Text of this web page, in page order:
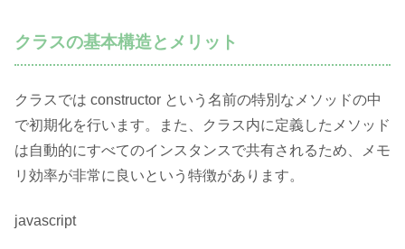
クラスの基本構造とメリット
クラスでは constructor という名前の特別なメソッドの中
で初期化を行います。また、クラス内に定義したメソッド
は自動的にすべてのインスタンスで共有されるため、メモ
リ効率が非常に良いという特徴があります。
javascript